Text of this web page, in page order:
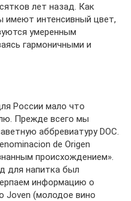
лет назад. Как
имеют интенсивный цвет,
умеренным
гармоничными и
России мало что
Прежде всего мы
аббревиатуру DOC.
de Origen
происхождением».
для напитка был
информацию о
Joven (молодое вино